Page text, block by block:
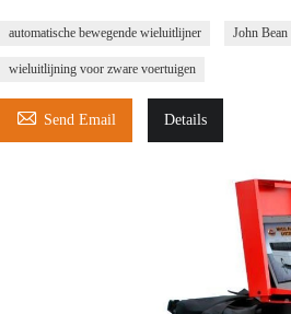
automatische bewegende wieluitlijner John
wieluitlijning voor zware voertuigen
 Send Email Details